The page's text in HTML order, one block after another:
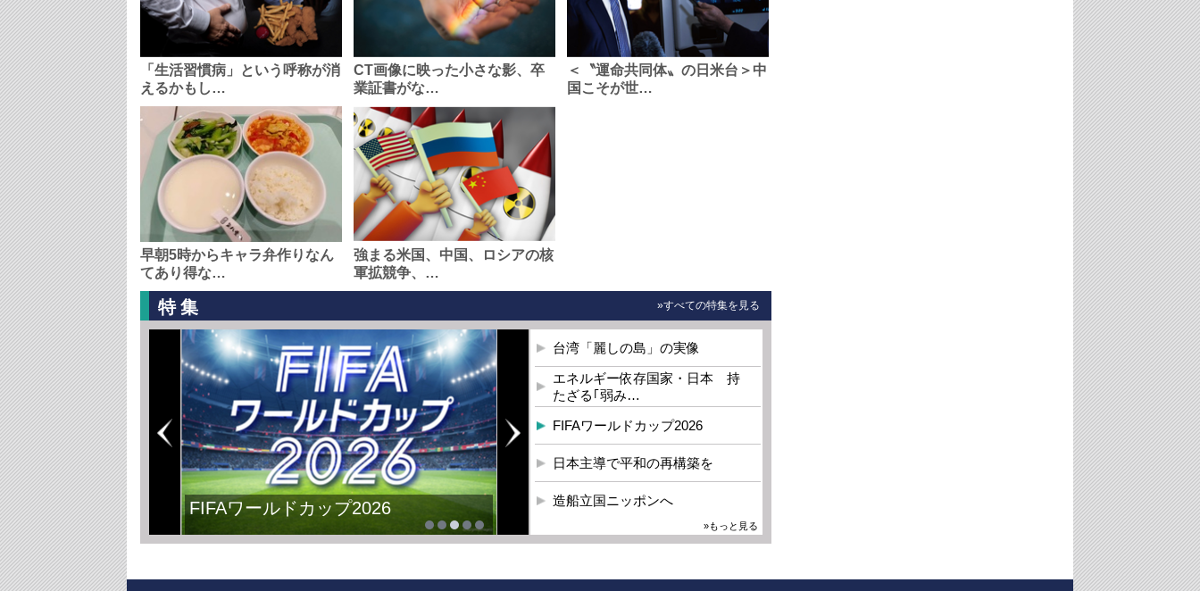
「生活習慣病」という呼称が消
えるかもし…
CT画像に映った小さな影、卒
業証書がな…
＜〝運命共同体〟の日米台＞中
国こそが世…
早朝5時からキャラ弁作りなん
てあり得な…
強まる米国、中国、ロシアの核
軍拡競争、…
特集 »すべての特集を見る
FIFAワールドカップ2026
台湾「麗しの島」の実像
エネルギー依存国家・日本 持
たざる｢弱み…
FIFAワールドカップ2026
日本主導で平和の再構築を
造船立国ニッポンへ
»もっと見る